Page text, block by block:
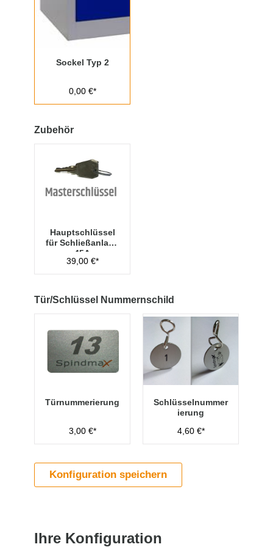
Sockel Typ 2
0,00 €*
Zubehör
Hauptschlüssel
für Schließanlage
45A
39,00 €*
Tür/Schlüssel Nummernschild
Türnummerierung
3,00 €*
Schlüsselnummer
ierung
4,60 €*
Konfiguration speichern
Ihre Konfiguration